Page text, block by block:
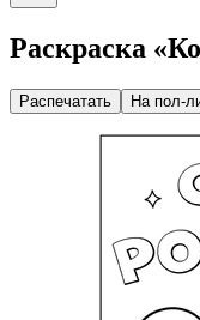
Раскраска
Распечатать На пол-